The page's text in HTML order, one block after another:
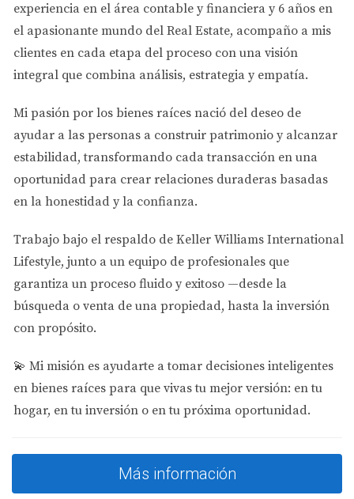
Zonas clave para invertir
Doral:Desarrollo constante, alta demanda
residencial e infraestructura moderna.
Homestead:
Precios accesibles y crecimiento
económico, ideal para multifamily.
North Miami:Mercado diverso con oportunidades
en condos y casas.
Kendall:Zona familiar con demanda estable y
opciones variadas.
Riesgos y errores comunes
No investigar bien el mercado local antes de
comprar.
Ignorar costos adicionales como mantenimiento,
impuestos o cuotas.
No considerar la gestión necesaria para multifamily
o alquileres múltiples.
Dejarse llevar por emociones o presiones sin
análisis financiero.
No contar con asesoría legal e inmobiliaria
especializada en inversiones para extranjeros.
Para presupuestos entre $150K y $300K, los condos
suelen ser la mejor opción inicial. Entre $250K y $400K las
experiencia en el área contable y financiera y 6 años en
el apasionante mundo del Real Estate, acompaño a mis
clientes en cada etapa del proceso con una visión
integral que combina análisis, estrategia y empatía.
Mi pasión por los bienes raíces nació del deseo de
ayudar a las personas a construir patrimonio y alcanzar
estabilidad, transformando cada transacción en una
oportunidad para crear relaciones duraderas basadas
en la honestidad y la confianza.
Trabajo bajo el respaldo de Keller Williams International
Lifestyle, junto a un equipo de profesionales que
garantiza un proceso fluido y exitoso —desde la
búsqueda o venta de una propiedad, hasta la inversión
con propósito.
💫 Mi misión es ayudarte a tomar decisiones inteligentes
en bienes raíces para que vivas tu mejor versión: en tu
hogar, en tu inversión o en tu próxima oportunidad.
Más información